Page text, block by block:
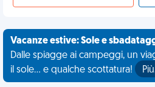
Vacanze estive: Sole e
Dalle spiagge ai campeggi, un
il sole... e qualche scottatura!